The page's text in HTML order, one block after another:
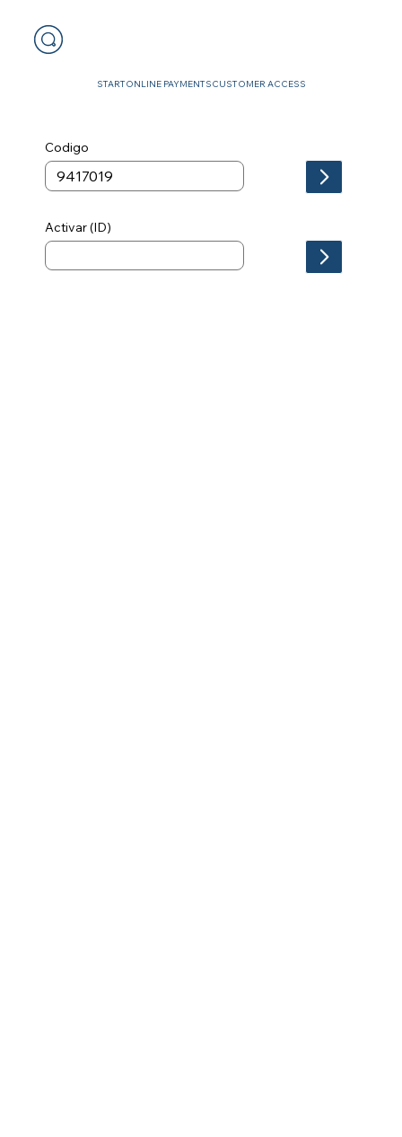
STARTONLINE PAYMENTSCUSTOMER ACCESS
Codigo
Activar (ID)